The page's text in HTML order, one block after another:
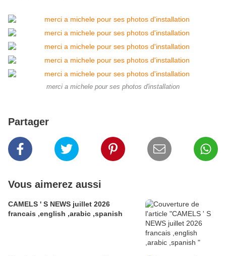
merci a michele pour ses photos d'installation
Partager
Vous aimerez aussi
CAMELS ' S NEWS juillet 2026
francais ,english ,arabic ,spanish